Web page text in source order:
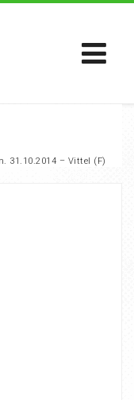
31.10.2014 – Vittel (F)